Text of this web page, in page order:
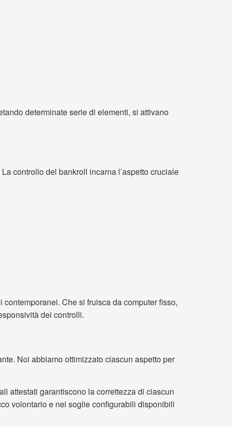
determinate serie di elementi, si attivano
controllo del bankroll incarna l’aspetto cruciale
Che si fruisca da computer fisso,
dei controlli.
Noi abbiamo ottimizzato ciascun aspetto per
attestati garantiscono la correttezza di ciascun
volontario e nei soglie configurabili disponibili